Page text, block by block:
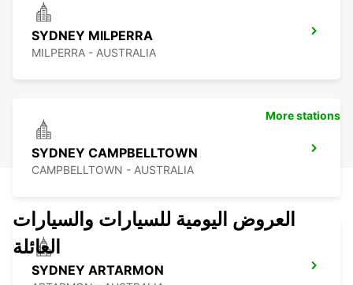
SYDNEY MILPERRA
MILPERRA - AUSTRALIA
SYDNEY CAMPBELLTOWN
CAMPBELLTOWN - AUSTRALIA
SYDNEY ARTARMON
More stations
العروض اليومية للسيارات والسيارات
العائلة